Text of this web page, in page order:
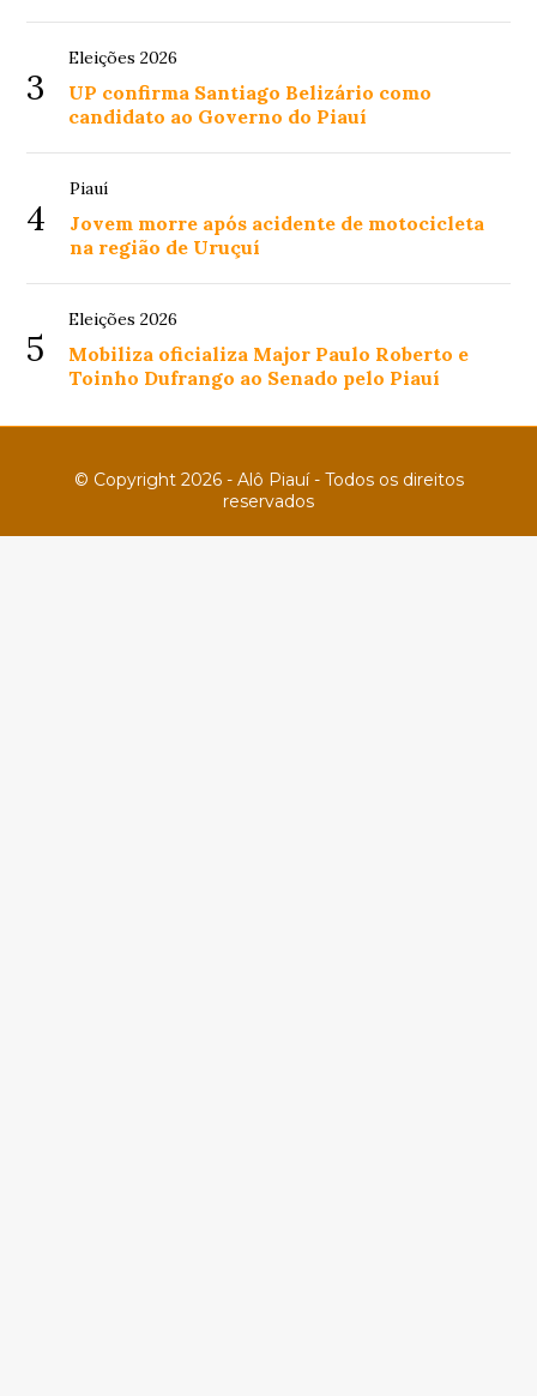
3
Eleições 2026
UP confirma Santiago Belizário como
candidato ao Governo do Piauí
4
Piauí
Jovem morre após acidente de motocicleta
na região de Uruçuí
5
Eleições 2026
Mobiliza oficializa Major Paulo Roberto e
Toinho Dufrango ao Senado pelo Piauí
© Copyright 2026 - Alô Piauí - Todos os direitos
reservados